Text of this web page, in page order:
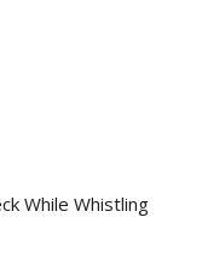
While Whistling